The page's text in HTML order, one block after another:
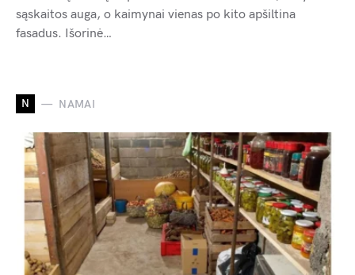
sąskaitos auga, o kaimynai vienas po kito apšiltina
fasadus. Išorinė…
N NAMAI